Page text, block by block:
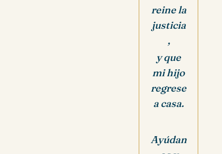
reine la
justicia
,
y que
mi hijo
regrese
a casa.
Ayúdan